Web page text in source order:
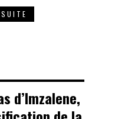
d’Imzalene,